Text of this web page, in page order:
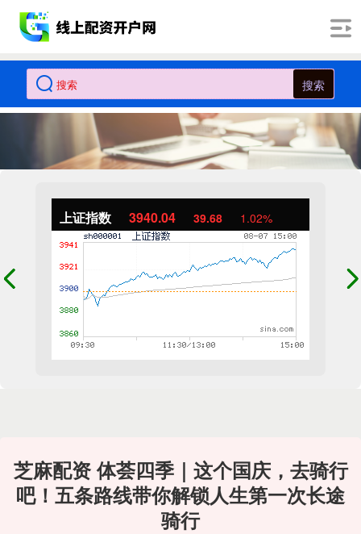
搜索
上证指数 3940.04 39.68 1.02%
芝麻配资 体荟四季｜这个国庆，去骑行
吧！五条路线带你解锁人生第一次长途
骑行